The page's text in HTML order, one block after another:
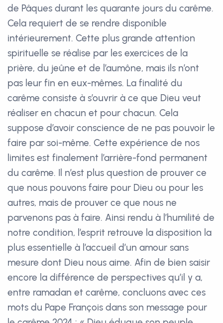
de Pâques durant les quarante jours du carême.
Cela requiert de se rendre disponible
intérieurement. Cette plus grande attention
spirituelle se réalise par les exercices de la
prière, du jeûne et de l’aumône, mais ils n’ont
pas leur fin en eux-mêmes. La finalité du
carême consiste à s’ouvrir à ce que Dieu veut
réaliser en chacun et pour chacun. Cela
suppose d’avoir conscience de ne pas pouvoir le
faire par soi-même. Cette expérience de nos
limites est finalement l’arrière-fond permanent
du carême. Il n’est plus question de prouver ce
que nous pouvons faire pour Dieu ou pour les
autres, mais de prouver ce que nous ne
parvenons pas à faire. Ainsi rendu à l’humilité de
notre condition, l’esprit retrouve la disposition la
plus essentielle à l’accueil d’un amour sans
mesure dont Dieu nous aime. Afin de bien saisir
encore la différence de perspectives qu’il y a,
entre ramadan et carême, concluons avec ces
mots du Pape François dans son message pour